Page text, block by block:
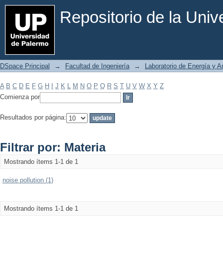
Repositorio de la
Filtrar por: Materia
DSpace Principal → Facultad de Ingeniería → Laboratorio de Energía y
A B C D E F G H J K L M N O P Q R S T U V W X Y Z
Comienza por
Resultados por página:
Filtrar por: Materia
Mostrando ítems 1-1 de 1
noise pollution (1)
Mostrando ítems 1-1 de 1